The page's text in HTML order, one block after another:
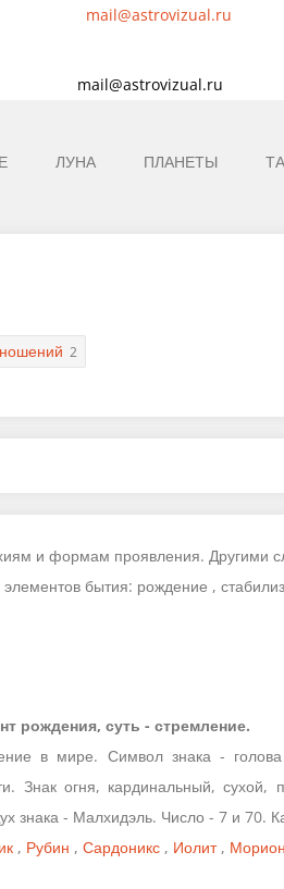
mail@astrovizual.ru
ЛУНА ПЛАНЕТЫ
2
и формам проявления. Другими
бытия: рождение ,
рождения, суть - стремление.
в мире. Символ знака -
Знак огня, кардинальный, сухой,
знака - Малхидэль. Число - 7 и 70.
, Рубин , Сардоникс , Иолит, Морион